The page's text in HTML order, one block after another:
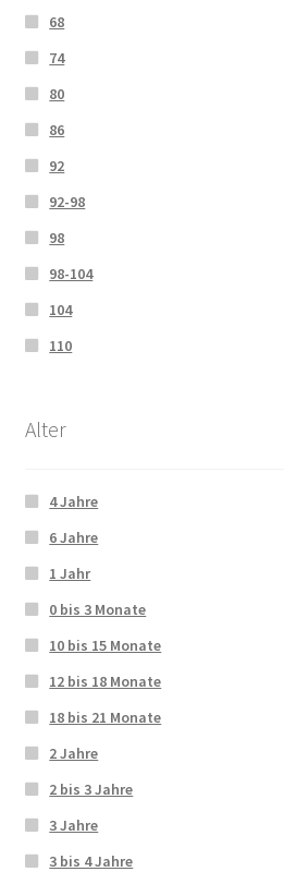
68
74
80
86
92
92-98
98
98-104
104
110
Alter
4 Jahre
6 Jahre
1 Jahr
0 bis 3 Monate
10 bis 15 Monate
12 bis 18 Monate
18 bis 21 Monate
2 Jahre
2 bis 3 Jahre
3 Jahre
3 bis 4 Jahre